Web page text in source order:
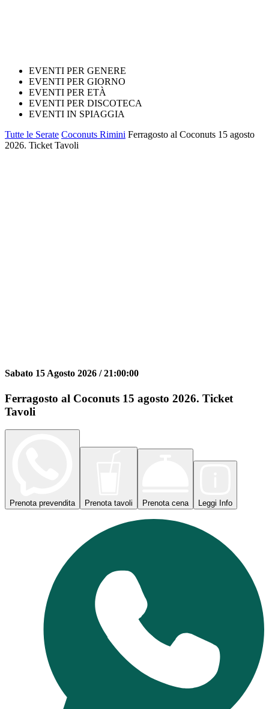
EVENTI PER GENERE
EVENTI PER GIORNO
EVENTI PER ETÀ
EVENTI PER DISCOTECA
EVENTI IN SPIAGGIA
Tutte le Serate Coconuts Rimini Ferragosto al Coconuts 15 agosto
2026. Ticket Tavoli
Sabato 15 Agosto 2026 /21:00:00
Ferragosto al Coconuts 15 agosto 2026. Ticket
Tavoli
Prenota prevendita Prenota tavoli Prenota cena Leggi Info